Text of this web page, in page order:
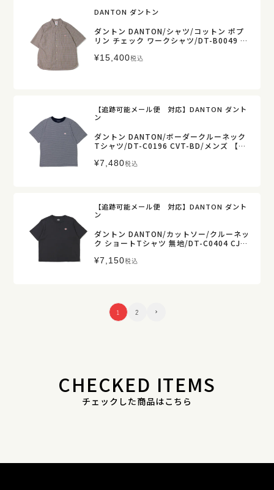
DANTON ダントン
ダントン DANTON/シャツ/コットン ポプ
リン チェック ワークシャツ/DT-B0049 C
¥15,400税込
【追跡可能メール便 対応】DANTON ダント
ン
ダントン DANTON/ボーダークルーネック
Tシャツ/DT-C0196 CVT-BD/メンズ 【正
¥7,480税込
【追跡可能メール便 対応】DANTON ダント
ン
ダントン DANTON/カットソー/クルーネッ
ク ショートTシャツ 無地/DT-C0404 CJJ/
¥7,150税込
1 2
CHECKED ITEMS
チェックした商品はこちら